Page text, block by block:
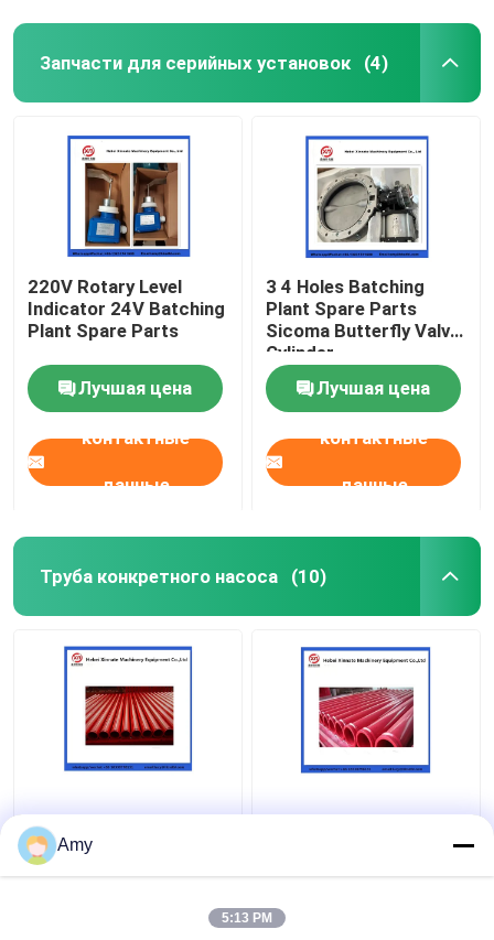
Запчасти для серийных установок (4)
220V Rotary Level
Indicator 24V Batching
Plant Spare Parts
Лучшая цена
контактные
данные
3 4 Holes Batching
Plant Spare Parts
Sicoma Butterfly Valve
Cylinder
Electropneumatic
Actuator Cylinder
Лучшая цена
контактные
данные
Труба конкретного насоса (10)
Amy
5:13 PM